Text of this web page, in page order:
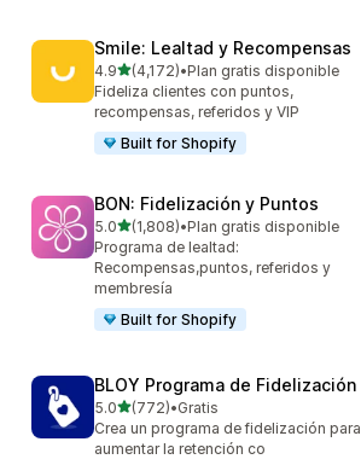
Smile: Lealtad y Recompensas
4.9de 5 estrellas
(4,172)
4172 reseñas en total
•Plan gratis disponible
Fideliza clientes con puntos,
recompensas, referidos y VIP
Built for Shopify
BON: Fidelización y Puntos
5.0de 5 estrellas
(1,808)
1808 reseñas en total
•Plan gratis disponible
Programa de lealtad:
Recompensas,puntos, referidos y
membresía
Built for Shopify
BLOY Programa de Fidelización
5.0de 5 estrellas
(772)
772 reseñas en total
•Gratis
Crea un programa de fidelización para
aumentar la retención co